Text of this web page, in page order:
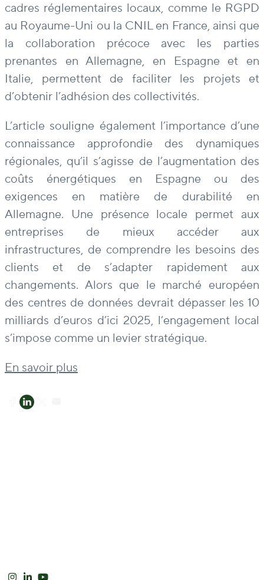
cadres réglementaires locaux, comme le RGPD
au Royaume-Uni ou la CNIL en France, ainsi que
la collaboration précoce avec les parties
prenantes en Allemagne, en Espagne et en
Italie, permettent de faciliter les projets et
d’obtenir l’adhésion des collectivités.
L’article souligne également l’importance d’une
connaissance approfondie des dynamiques
régionales, qu’il s’agisse de l’augmentation des
coûts énergétiques en Espagne ou des
exigences en matière de durabilité en
Allemagne. Une présence locale permet aux
entreprises de mieux accéder aux
infrastructures, de comprendre les besoins des
clients et de s’adapter rapidement aux
changements. Alors que le marché européen
des centres de données devrait dépasser les 10
milliards d’euros d’ici 2025, l’engagement local
s’impose comme un levier stratégique.
En savoir plus